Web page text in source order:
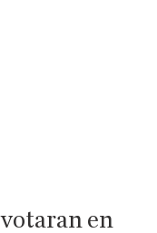
en